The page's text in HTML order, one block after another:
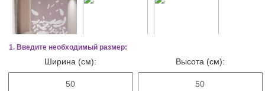
1. Введите необходимый размер:
Ширина (см): Высота (см):